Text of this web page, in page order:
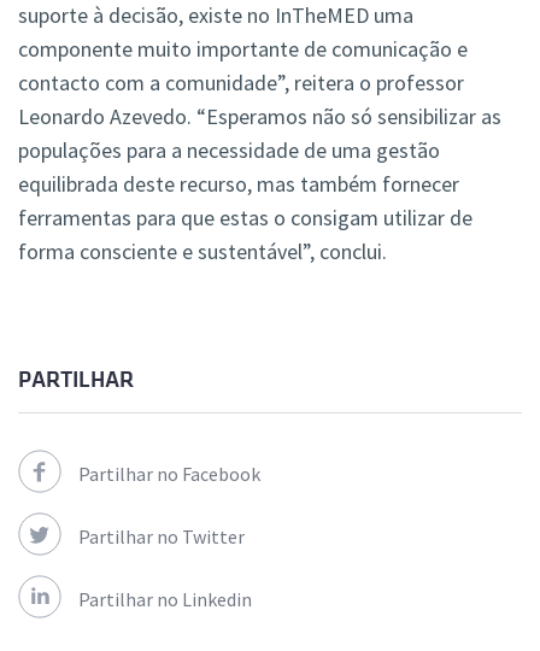
suporte à decisão, existe no InTheMED uma
componente muito importante de comunicação e
contacto com a comunidade”, reitera o professor
Leonardo Azevedo. “Esperamos não só sensibilizar as
populações para a necessidade de uma gestão
equilibrada deste recurso, mas também fornecer
ferramentas para que estas o consigam utilizar de
forma consciente e sustentável”, conclui.
PARTILHAR
Partilhar no Facebook
Partilhar no Twitter
Partilhar no Linkedin